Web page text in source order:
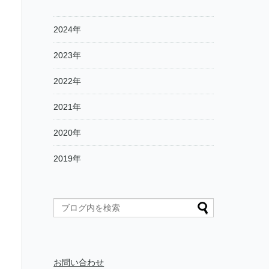
2024年
2023年
2022年
2021年
2020年
2019年
お問い合わせ